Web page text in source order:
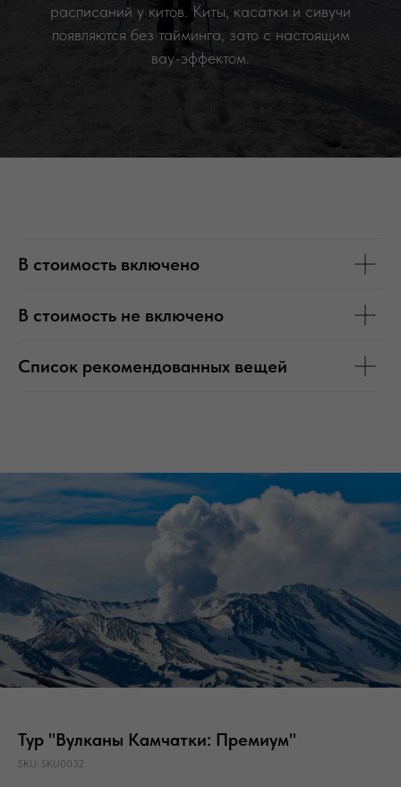
расписаний у китов. Киты, касатки и сивучи
появляются без тайминга, зато с настоящим
вау-эффектом.
В стоимость включено
В стоимость не включено
Список рекомендованных вещей
Тур "Вулканы Камчатки: Премиум"
SKU: SKU0032